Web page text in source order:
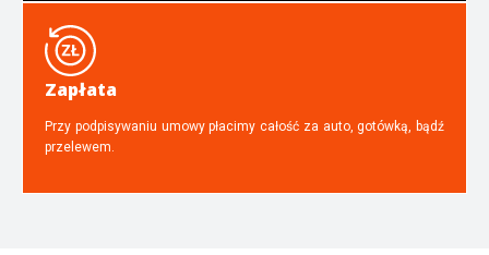
Zapłata
Przy podpisywaniu umowy płacimy całość za auto, gotówką, bądź
przelewem.